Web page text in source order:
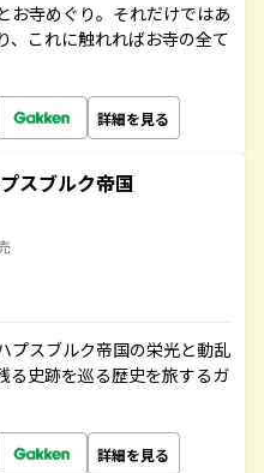
お寺めぐり。それだけではあ
、これに触れればお寺の全て
詳細を見る
スブルク帝国
プスブルク帝国の栄光と動乱
る史跡を巡る歴史を旅するガ
詳細を見る